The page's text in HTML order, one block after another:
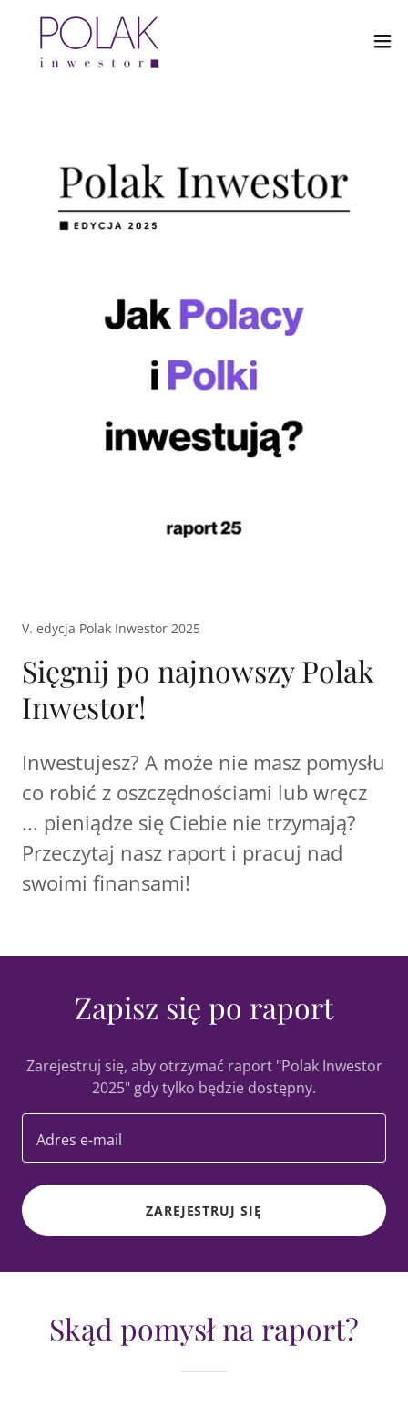
V. edycja Polak Inwestor 2025
Sięgnij po najnowszy Polak
Inwestor!
Inwestujesz? A może nie masz pomysłu
co robić z oszczędnościami lub wręcz
... pieniądze się Ciebie nie trzymają?
Przeczytaj nasz raport i pracuj nad
swoimi finansami!
Zapisz się po raport
Zarejestruj się, aby otrzymać raport "Polak Inwestor
2025" gdy tylko będzie dostępny.
Adres e-mail
ZAREJESTRUJ SIĘ
Skąd pomysł na raport?